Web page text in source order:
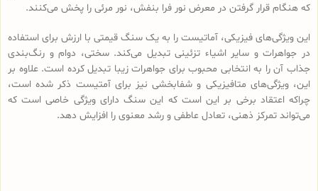
که هنگام قرار گرفتن در معرض نور فرا بنفش، نور مرئی را پخش می‌کنند.
این ویژگی‌های فیزیکی، آماتیست را به یک سنگ قیمتی با ارزش برای استفاده
در جواهرات و سایر اشیاء تزئینی تبدیل می‌کند. سختی، دوام و رنگ‌بندی
جذاب آن را به انتخابی محبوب برای جواهرات زیبا تبدیل کرده است. علاوه بر
این، ویژگی‌های متافیزیکی و شفابخشی نیز برای آمتیست ذکر شده است،
چراکه اعتقاد برخی بر این است که این سنگ دارای ویژگی خاصی است که
می‌تواند تمرکز ذهنی، تعادل عاطفی و رشد معنوی را افزایش دهد.